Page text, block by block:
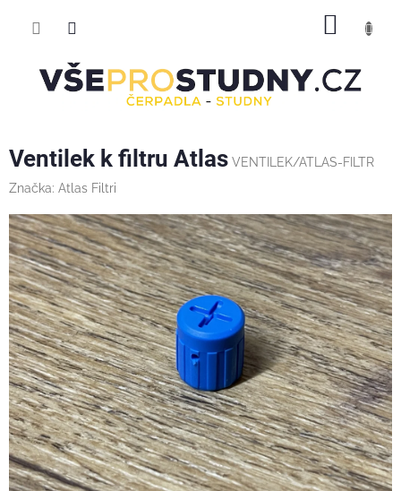
Ventilek k filtru Atlas VENTILEK/ATLAS-FILTR
Značka: Atlas Filtri